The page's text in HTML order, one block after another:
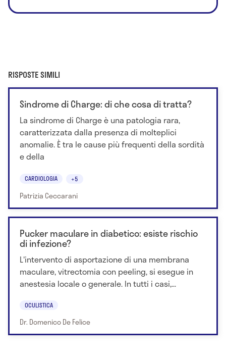
RISPOSTE SIMILI
Sindrome di Charge: di che cosa di tratta?
La sindrome di Charge è una patologia rara,
caratterizzata dalla presenza di molteplici
anomalie. È tra le cause più frequenti della sordità
e della
CARDIOLOGIA +5
Patrizia Ceccarani
Pucker maculare in diabetico: esiste rischio
di infezione?
L'intervento di asportazione di una membrana
maculare, vitrectomia con peeling, si esegue in
anestesia locale o generale. In tutti i casi,...
OCULISTICA
Dr. Domenico De Felice